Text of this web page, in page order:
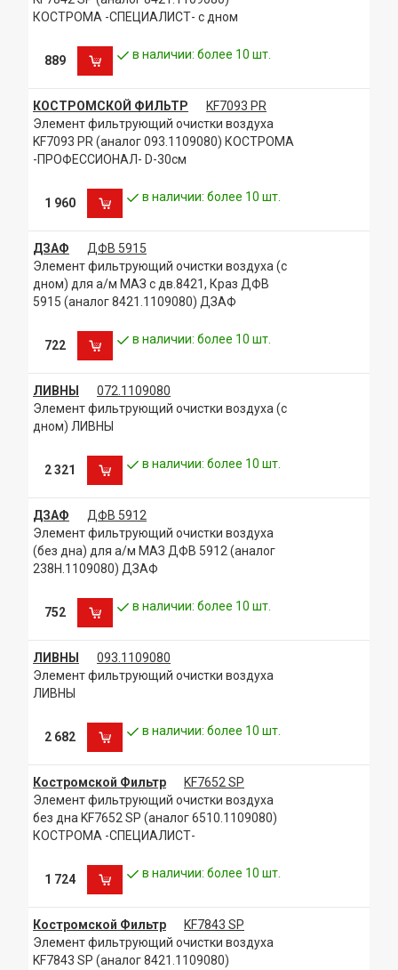
КОСТРОМА -СПЕЦИАЛИСТ- с дном
889 в наличии: более 10 шт.
КОСТРОМСКОЙ ФИЛЬТР
KF7093 PR
Элемент фильтрующий очистки воздуха
KF7093 PR (аналог 093.1109080) КОСТРОМА
-ПРОФЕССИОНАЛ- D-30см
1 960 в наличии: более 10 шт.
ДЗАФ
ДФВ 5915
Элемент фильтрующий очистки воздуха (с
дном) для а/м МАЗ с дв.8421, Краз ДФВ
5915 (аналог 8421.1109080) ДЗАФ
722 в наличии: более 10 шт.
ЛИВНЫ
072.1109080
Элемент фильтрующий очистки воздуха (с
дном) ЛИВНЫ
2 321 в наличии: более 10 шт.
ДЗАФ
ДФВ 5912
Элемент фильтрующий очистки воздуха
(без дна) для а/м МАЗ ДФВ 5912 (аналог
238Н.1109080) ДЗАФ
752 в наличии: более 10 шт.
ЛИВНЫ
093.1109080
Элемент фильтрующий очистки воздуха
ЛИВНЫ
2 682 в наличии: более 10 шт.
Костромской Фильтр
KF7652 SP
Элемент фильтрующий очистки воздуха
без дна KF7652 SP (аналог 6510.1109080)
КОСТРОМА -СПЕЦИАЛИСТ-
1 724 в наличии: более 10 шт.
Костромской Фильтр
KF7843 SP
Элемент фильтрующий очистки воздуха
KF7843 SP (аналог 8421.1109080)